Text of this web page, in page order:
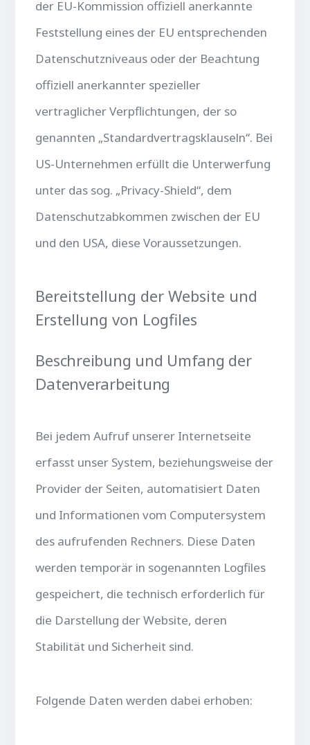
der EU-Kommission offiziell anerkannte
Feststellung eines der EU entsprechenden
Datenschutzniveaus oder der Beachtung
offiziell anerkannter spezieller
vertraglicher Verpflichtungen, der so
genannten „Standardvertragsklauseln“. Bei
US-Unternehmen erfüllt die Unterwerfung
unter das sog. „Privacy-Shield“, dem
Datenschutzabkommen zwischen der EU
und den USA, diese Voraussetzungen.
Bereitstellung der Website und
Erstellung von Logfiles
Beschreibung und Umfang der
Datenverarbeitung
Bei jedem Aufruf unserer Internetseite
erfasst unser System, beziehungsweise der
Provider der Seiten, automatisiert Daten
und Informationen vom Computersystem
des aufrufenden Rechners. Diese Daten
werden temporär in sogenannten Logfiles
gespeichert, die technisch erforderlich für
die Darstellung der Website, deren
Stabilität und Sicherheit sind.
Folgende Daten werden dabei erhoben: